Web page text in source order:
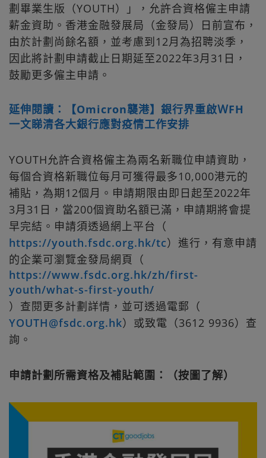
劃畢業生版（YOUTH）」，允許合資格僱主申請
薪金資助。香港金融發展局（金發局）日前宣布，
由於計劃尚餘名額，並考慮到12月為招聘淡季，
因此將計劃申請截止日期延至2022年3月31日，
鼓勵更多僱主申請。
延伸閱讀：【Omicron襲港】銀行界重啟ＷFH
一文睇清各大銀行應對疫情工作安排
YOUTH允許合資格僱主為兩名新職位申請資助，
每個合資格新職位每月可獲得最多10,000港元的
補貼，為期12個月。申請期限由即日起至2022年
3月31日，當200個資助名額已滿，申請期將會提
早完結。申請須透過網上平台（
https://youth.fsdc.org.hk/tc）進行，有意申請
的企業可瀏覽金發局網頁（
https://www.fsdc.org.hk/zh/first-
youth/what-s-first-youth/
）查閱更多計劃詳情，並可透過電郵（
YOUTH@fsdc.org.hk）或致電（3612 9936）查
詢。
申請計劃所需資格及補貼範圍：（按圖了解）